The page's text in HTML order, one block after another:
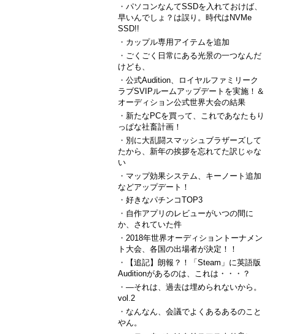
・ パソコンなんてSSDを入れておけば、
早いんでしょ？は誤り。時代はNVMe
SSD!!
・ カップル専用アイテムを追加
・ ごくごく日常にある光景の一つなんだ
けども、
・ 公式Audition、ロイヤルファミリーク
ラブSVIPルームアップデートを実施！＆
オーディション公式世界大会の結果
・ 新たなPCを買って、これであなたもり
っぱな社畜計画！
・ 別に大乱闘スマッシュブラザーズして
たから、新年の挨拶を忘れてた訳じゃな
い
・ マップ効果システム、キーノート追加
などアップデート！
・ 好きなパチンコTOP3
・ 自作アプリのレビューがいつの間に
か、されていた件
・ 2018年世界オーディショントーナメン
ト大会、各国の出場者が決定！！
・
【追記】朗報？！「Steam」に英語版
Auditionがあるのは、これは・・・？
・ ―それは、過去は埋められないから。
vol.2
・ なんなん、会議でよくあるあるのこと
やん。